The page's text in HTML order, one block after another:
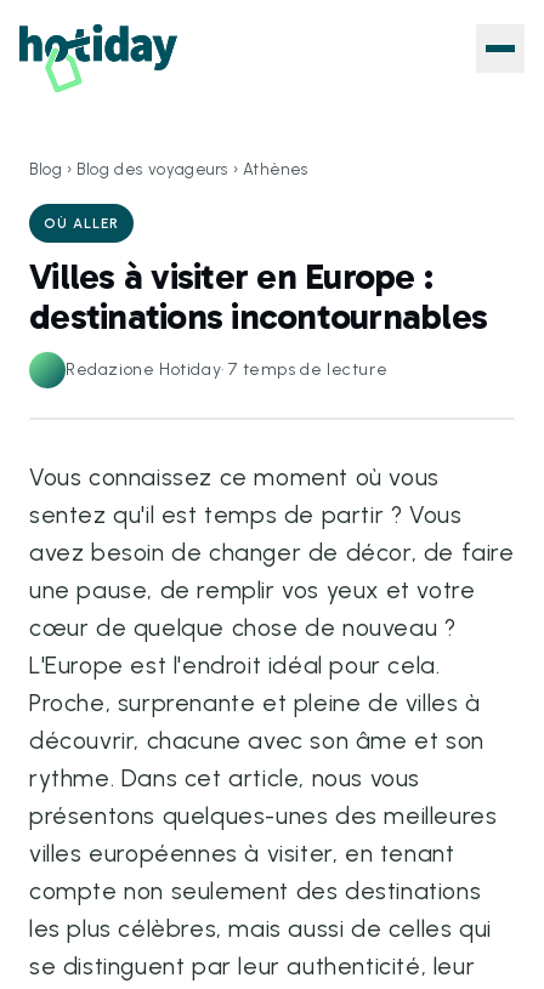
Blog › Blog des voyageurs › Athènes
OÙ ALLER
Villes à visiter en Europe :
destinations incontournables
Redazione Hotiday·7 temps de lecture
Vous connaissez ce moment où vous
sentez qu'il est temps de partir ? Vous
avez besoin de changer de décor, de faire
une pause, de remplir vos yeux et votre
cœur de quelque chose de nouveau ?
L'Europe est l'endroit idéal pour cela.
Proche, surprenante et pleine de villes à
découvrir, chacune avec son âme et son
rythme. Dans cet article, nous vous
présentons quelques-unes des meilleures
villes européennes à visiter, en tenant
compte non seulement des destinations
les plus célèbres, mais aussi de celles qui
se distinguent par leur authenticité, leur